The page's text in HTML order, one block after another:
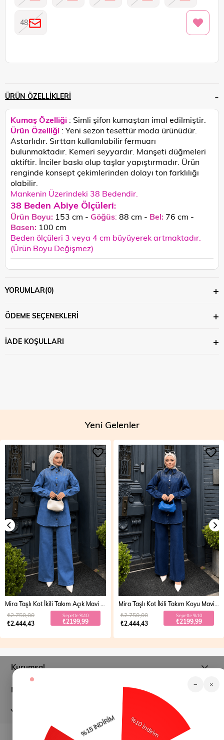
48
ÜRÜN ÖZELLIKLERI
Kumaş Özelliği : Simli şifon kumaştan imal edilmiştir.
Ürün Özelliği : Yeni sezon tesettür moda ürünüdür.
Astarlıdır. Sırttan kullanılabilir fermuarı
bulunmaktadır. Kemeri seyyardır. Manşeti düğmeleri
aktiftir. İnciler baskı olup taşlar yapıştırmadır. Ürün
renginde konsept çekimlerinden dolayı ton farklılığı
olabilir.
Mankenin Üzerindeki 38 Bedendir.
38 Beden Abiye Ölçüleri:
Ürün Boyu: 153 cm - Göğüs: 88 cm - Bel: 76 cm -
Basen: 100 cm
Beden ölçüleri 3 veya 4 cm büyüyerek artmaktadır.
(Ürün Boyu Değişmez)
YORUMLAR(0)
ÖDEME SEÇENEKLERI
İADE KOŞULLARI
Yeni Gelenler
₺2.444,43
₺2.750,00 Sepette %10
₺2199,99
Mira Taşlı Kot İkili Takım Koyu Mavi 19286
₺2.444,43
₺2.750,00 Sepette %10
₺2199,99
Kurumsal
Müşteri İlişkileri
Yardım
− ×